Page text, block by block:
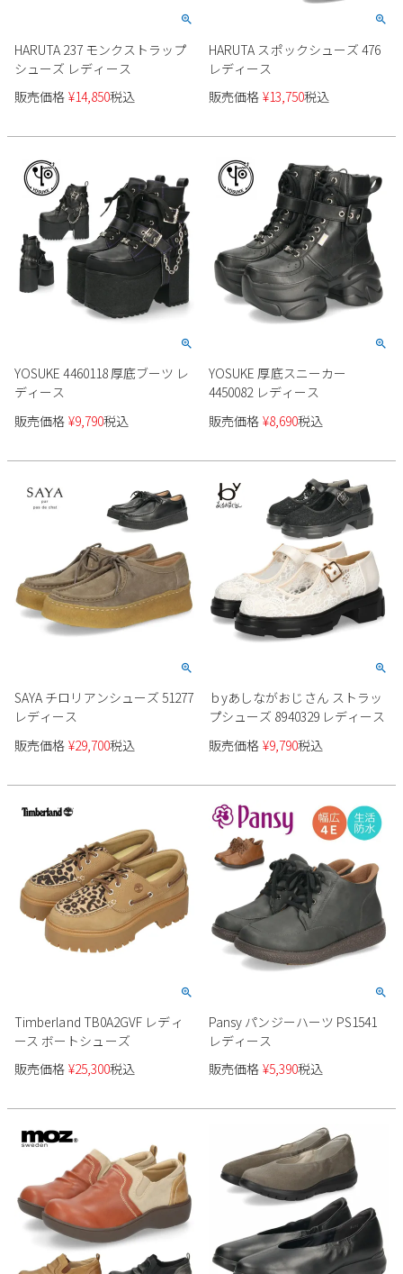
HARUTA 237 モンクストラップ
シューズ レディース
販売価格 ¥14,850税込
HARUTA スポックシューズ 476
レディース
販売価格 ¥13,750税込
YOSUKE 4460118 厚底ブーツ レ
ディース
販売価格 ¥9,790税込
YOSUKE 厚底スニーカー
4450082 レディース
販売価格 ¥8,690税込
SAYA チロリアンシューズ 51277
レディース
販売価格 ¥29,700税込
ｂyあしながおじさん ストラッ
プシューズ 8940329 レディース
販売価格 ¥9,790税込
Timberland TB0A2GVF レディ
ース ボートシューズ
販売価格 ¥25,300税込
Pansy パンジーハーツ PS1541
レディース
販売価格 ¥5,390税込